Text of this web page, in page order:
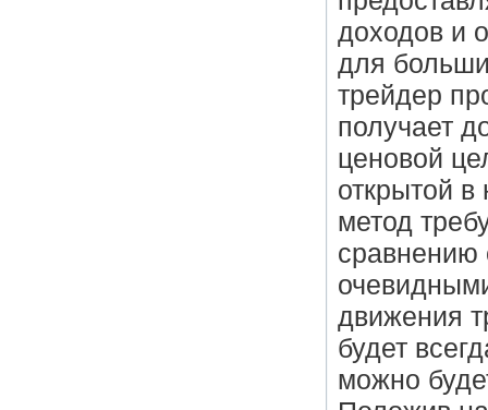
доходов и
для
трейдер
получает
ценовой
открытой
метод
сравнению
движения
будет
можно